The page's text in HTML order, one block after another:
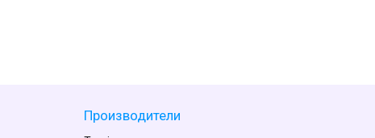
Производители